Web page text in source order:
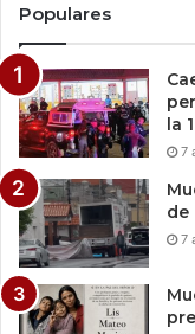
Populares
la
7
de
7